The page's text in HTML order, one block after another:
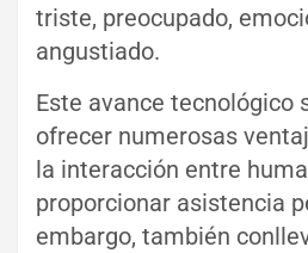
triste, preocupado,
angustiado.
Este avance tecnológico
ofrecer numerosas
la interacción entre
proporcionar asistencia
embargo, también